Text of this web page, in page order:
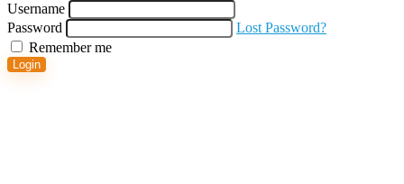
Username
Password
Lost Password?
Remember me
Login